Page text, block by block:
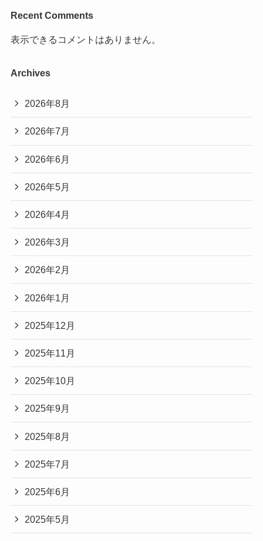
Recent Comments
表示できるコメントはありません。
Archives
2026年8月
2026年7月
2026年6月
2026年5月
2026年4月
2026年3月
2026年2月
2026年1月
2025年12月
2025年11月
2025年10月
2025年9月
2025年8月
2025年7月
2025年6月
2025年5月